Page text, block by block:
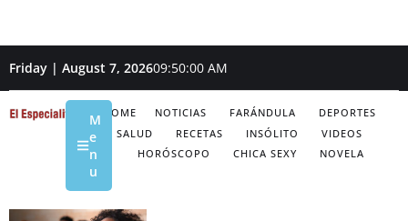
Friday | August 7, 202609:50:01 AM
HOME NOTICIAS FARÁNDULA
DEPORTES
SALUD
RECETAS INSÓLITO
VIDEOS
HORÓSCOPO
CHICA SEXY NOVELA
M
e
n
u